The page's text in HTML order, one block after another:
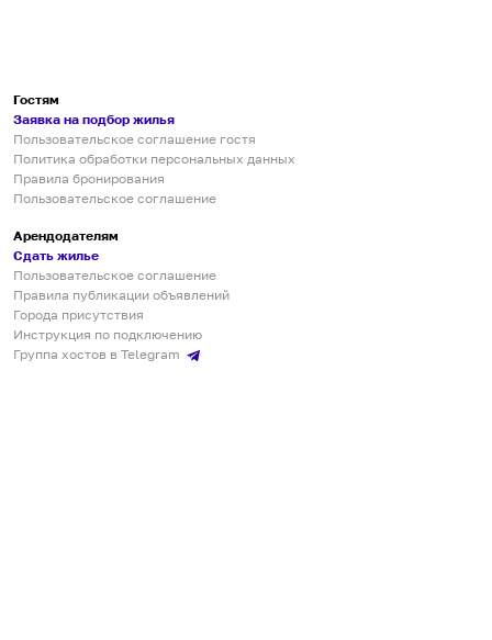
Гостям
Заявка на подбор жилья
Пользовательское соглашение гостя
Политика обработки персональных данных
Правила бронирования
Пользовательское соглашение
Арендодателям
Сдать жилье
Пользовательское соглашение
Правила публикации объявлений
Города присутствия
Инструкция по подключению
Группа хостов в Telegram